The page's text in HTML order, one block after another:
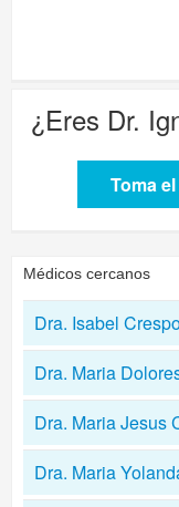
¿Eres Dr.
Toma
Médicos cercanos
Dra. Isabel
Dra. Maria
Dra. Maria Jesus
Dra. Maria